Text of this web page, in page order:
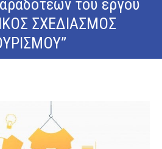
του έργου
ΣΧΕΔΙΑΣΜΟΣ